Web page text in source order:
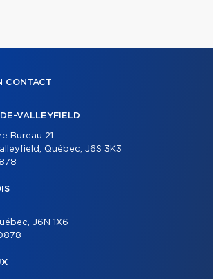
CONTACT
VALLEYFIELD
Bureau 21
Québec, J6S 3K3
J6N 1X6